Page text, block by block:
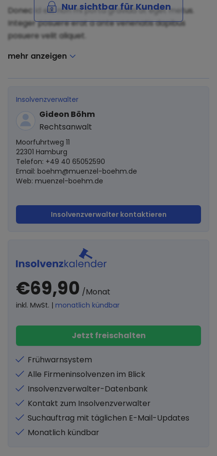
Donec id elit non mi porta gravida at eget metus.
Integer posuere erat a ante venenatis dapibus
posuere velit aliquet.
Nur sichtbar für Kunden
mehr anzeigen
Insolvenzverwalter
Gideon Böhm
Rechtsanwalt
Moorfuhrtweg 11
22301 Hamburg
Telefon: +49 40 65052590
Email: boehm@muenzel-boehm.de
Web: muenzel-boehm.de
Insolvenzverwalter kontaktieren
€69,90 /Monat
inkl. MwSt. | monatlich kündbar
Jetzt freischalten
Frühwarnsystem
Alle Firmeninsolvenzen im Blick
Insolvenzverwalter-Datenbank
Kontakt zum Insolvenzverwalter
Suchauftrag mit täglichen E-Mail-Updates
Monatlich kündbar